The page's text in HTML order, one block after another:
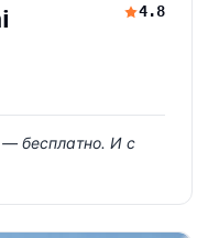
4.8
бесплатно. И с